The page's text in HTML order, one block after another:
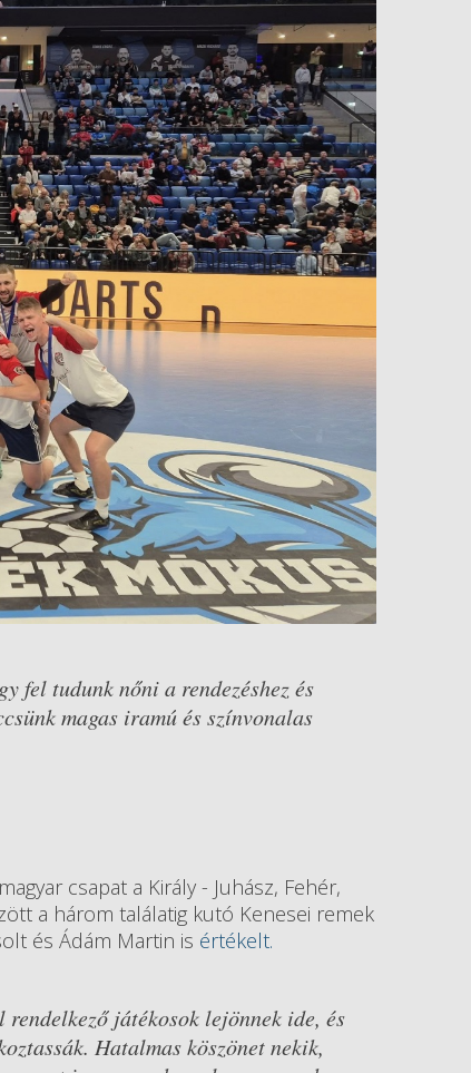
fel tudunk nőni a rendezéshez és
magas iramú és színvonalas
csapat a Király - Juhász, Fehér,
a három találatig kutó Kenesei remek
és Ádám Martin is értékelt.
játékosok lejönnek ide, és
Hatalmas köszönet nekik,